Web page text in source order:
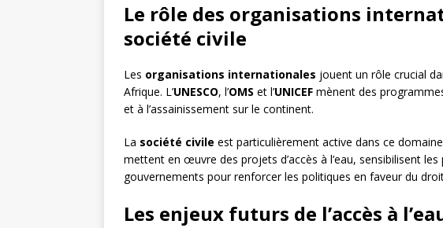
Le rôle des organisations
société civile
Les organisations internationales jouent un rôle crucial
Afrique. L’UNESCO, l’OMS et l’UNICEF mènent des
et à l’assainissement sur le continent.
La société civile est particulièrement active dans ce
mettent en œuvre des projets d’accès à l’eau, sensibilisent
gouvernements pour renforcer les politiques en faveur du droit
Les enjeux futurs de l’accès à